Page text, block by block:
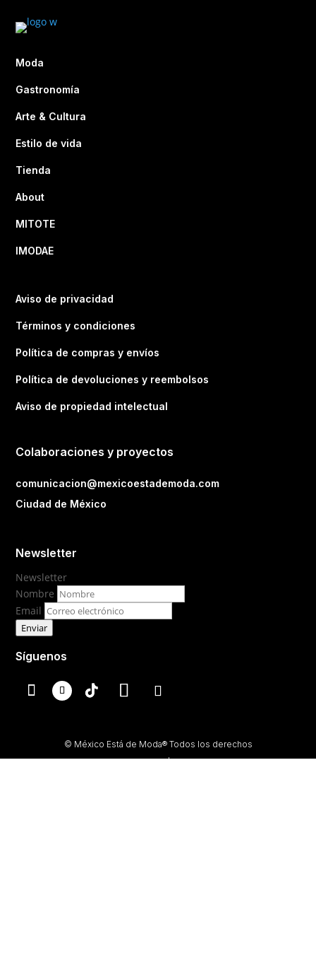
Moda
Gastronomía
Arte & Cultura
Estilo de vida
Tienda
About
MITOTE
IMODAE
Aviso de privacidad
Términos y condiciones
Política de compras y envíos
Política de devoluciones y reembolsos
Aviso de propiedad intelectual
Colaboraciones y proyectos
comunicacion@mexicoestademoda.com
Ciudad de México
Newsletter
Newsletter
Nombre
Email
Enviar
Síguenos
© México Está de Moda® Todos los derechos
reservados.